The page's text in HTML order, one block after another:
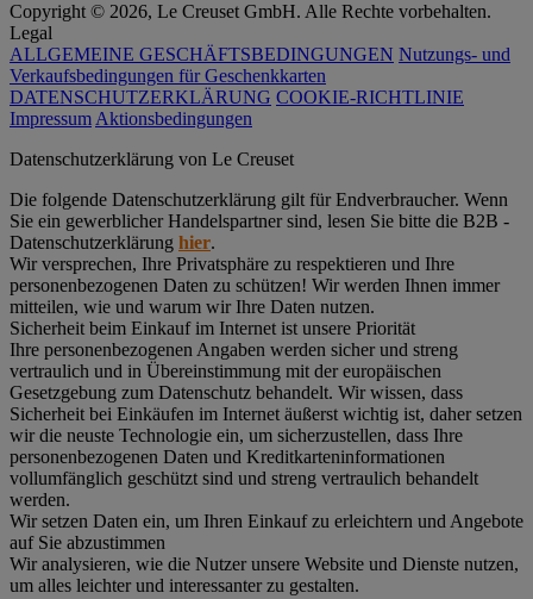
Copyright © 2026, Le Creuset GmbH. Alle Rechte vorbehalten.
Legal
ALLGEMEINE GESCHÄFTSBEDINGUNGEN Nutzungs- und
Verkaufsbedingungen für Geschenkkarten
DATENSCHUTZERKLÄRUNG COOKIE-RICHTLINIE
Impressum Aktionsbedingungen
Datenschutz­erklärung von Le Creuset
Die folgende Datenschutzerklärung gilt für Endverbraucher. Wenn
Sie ein gewerblicher Handelspartner sind, lesen Sie bitte die B2B -
Datenschutzerklärung hier.
Wir versprechen, Ihre Privatsphäre zu respektieren und Ihre
personenbezogenen Daten zu schützen! Wir werden Ihnen immer
mitteilen, wie und warum wir Ihre Daten nutzen.
Sicherheit beim Einkauf im Internet ist unsere Priorität
Ihre personenbezogenen Angaben werden sicher und streng
vertraulich und in Übereinstimmung mit der europäischen
Gesetzgebung zum Datenschutz behandelt. Wir wissen, dass
Sicherheit bei Einkäufen im Internet äußerst wichtig ist, daher setzen
wir die neuste Technologie ein, um sicherzustellen, dass Ihre
personenbezogenen Daten und Kreditkarteninformationen
vollumfänglich geschützt sind und streng vertraulich behandelt
werden.
Wir setzen Daten ein, um Ihren Einkauf zu erleichtern und Angebote
auf Sie abzustimmen
Wir analysieren, wie die Nutzer unsere Website und Dienste nutzen,
um alles leichter und interessanter zu gestalten.